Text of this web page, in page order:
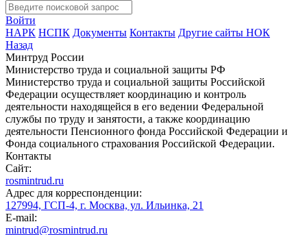
Войти
НАРК НСПК Документы Контакты Другие сайты НОК
Назад
Минтруд России
Министерство труда и социальной защиты РФ
Министерство труда и социальной защиты Российской
Федерации осуществляет координацию и контроль
деятельности находящейся в его ведении Федеральной
службы по труду и занятости, а также координацию
деятельности Пенсионного фонда Российской Федерации и
Фонда социального страхования Российской Федерации.
Контакты
Сайт:
rosmintrud.ru
Адрес для корреспонденции:
127994, ГСП-4, г. Москва, ул. Ильинка, 21
E-mail:
mintrud@rosmintrud.ru